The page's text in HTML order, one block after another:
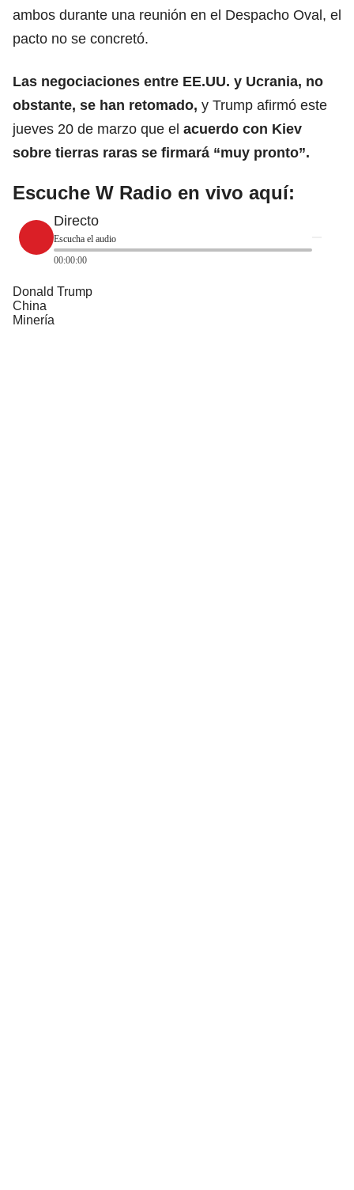
ambos durante una reunión en el Despacho Oval, el
pacto no se concretó.
Las negociaciones entre EE.UU. y Ucrania, no
obstante, se han retomado, y Trump afirmó este
jueves 20 de marzo que el acuerdo con Kiev
sobre tierras raras se firmará “muy pronto”.
Escuche W Radio en vivo aquí:
Directo
Escucha el audio
00:00:00
Donald Trump
China
Minería